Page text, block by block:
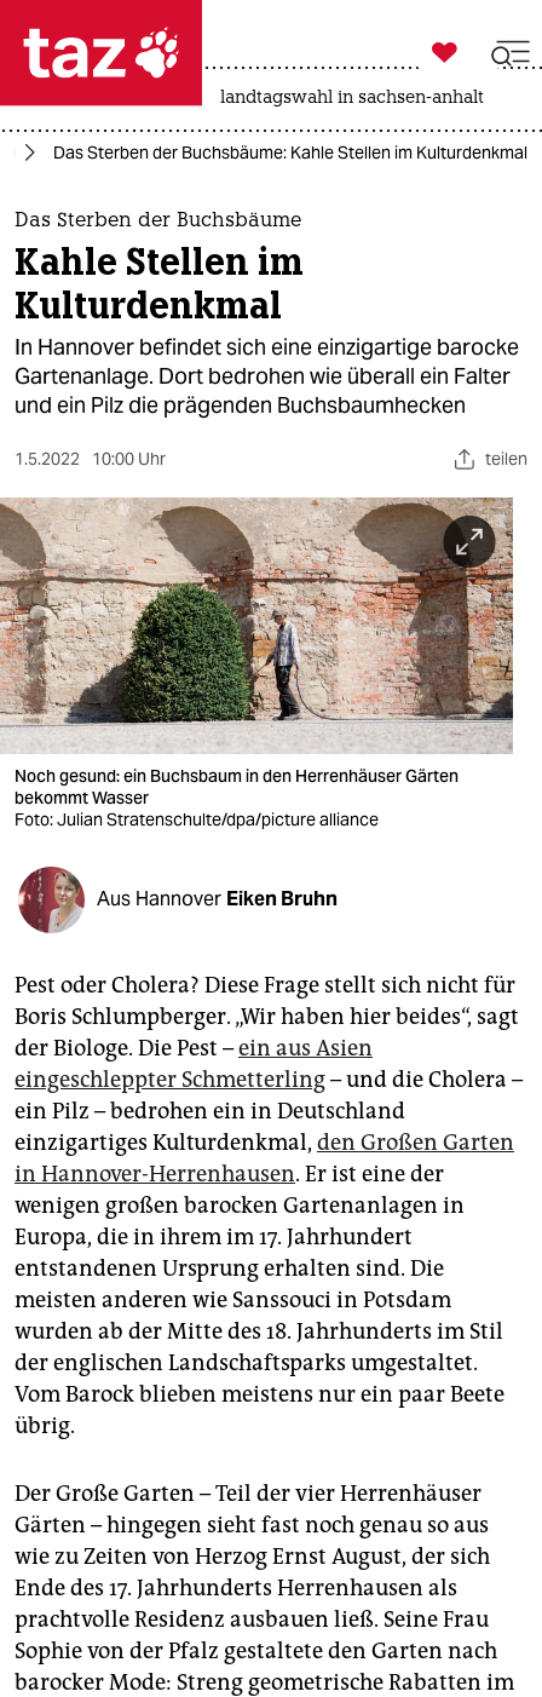
 taz zahl ich
taz zahl ich
themen
politik
öko
gesellschaft
sport
berlin
nord
wahrheit
verlag
verlag
veranstaltungen
fragen & hilfe
abo
genossenschaft
epaper login

taz zahl ich
landtagswahl in sachsen-anhalt
Das Sterben der Buchsbäume: Kahle Stellen im Kulturdenkmal
Das Sterben der Buchsbäume
Kahle Stellen im
Kulturdenkmal
In Hannover befindet sich eine einzigartige barocke
Gartenanlage. Dort bedrohen wie überall ein Falter
und ein Pilz die prägenden Buchsbaum­hecken
1.5.2022 10:00 Uhr teilen
Noch gesund: ein Buchsbaum in den Herrenhäuser Gärten
bekommt Wasser
Foto: Julian Stratenschulte/dpa/picture alliance
Aus Hannover Eiken Bruhn
Pest oder Cholera? Diese Frage stellt sich nicht für
Boris Schlumpberger. „Wir haben hier beides“, sagt
der Biologe. Die Pest –ein aus Asien
eingeschleppter Schmetterling– und die Cholera –
ein Pilz – bedrohen ein in Deutschland
einzigartiges Kulturdenkmal, den Großen Garten
in Hannover-Herrenhausen. Er ist eine der
wenigen großen barocken Gartenanlagen in
Europa, die in ihrem im 17. Jahrhundert
entstandenen Ursprung erhalten sind. Die
meisten anderen wie Sanssouci in Potsdam
wurden ab der Mitte des 18. Jahrhunderts im Stil
der englischen Landschaftsparks umgestaltet.
Vom Barock blieben meistens nur ein paar Beete
übrig.
Der Große Garten – Teil der vier Herrenhäuser
Gärten – hingegen sieht fast noch genau so aus
wie zu Zeiten von Herzog Ernst August, der sich
Ende des 17. Jahrhunderts Herrenhausen als
prachtvolle Residenz ausbauen ließ. Seine Frau
Sophie von der Pfalz gestaltete den Garten nach
barocker Mode: Streng geometrische Rabatten im